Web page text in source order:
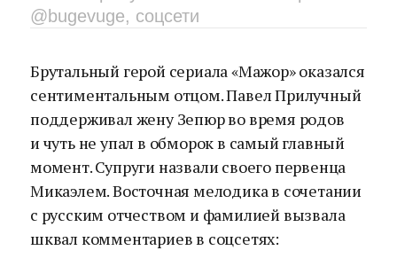
@bugevuge, соцсети
Брутальный герой сериала «Мажор» оказался
сентиментальным отцом. Павел Прилучный
поддерживал жену Зепюр во время родов
и чуть не упал в обморок в самый главный
момент. Супруги назвали своего первенца
Микаэлем. Восточная мелодика в сочетании
с русским отчеством и фамилией вызвала
шквал комментариев в соцсетях: